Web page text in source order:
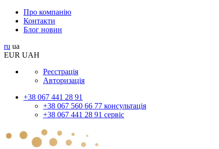
Про компанію
Контакти
Блог новин
ru ua
EUR UAH
Реєстрація
Авторизація
+38 067 441 28 91
+38 067 560 66 77 консультація
+38 067 441 28 91 сервіс